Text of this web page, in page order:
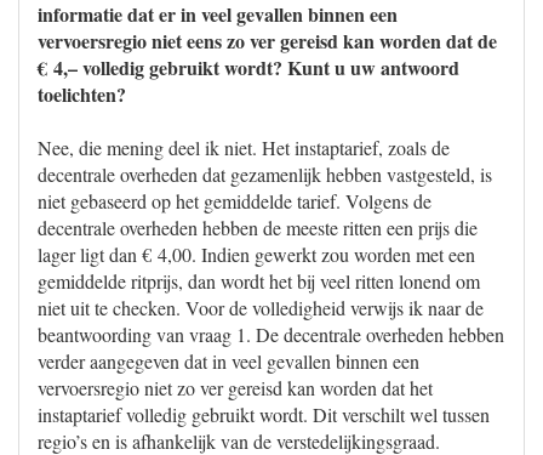
informatie dat er in veel gevallen binnen een
vervoersregio niet eens zo ver gereisd kan worden dat de
€ 4,– volledig gebruikt wordt? Kunt u uw antwoord
toelichten?
Nee, die mening deel ik niet. Het instaptarief, zoals de
decentrale overheden dat gezamenlijk hebben vastgesteld, is
niet gebaseerd op het gemiddelde tarief. Volgens de
decentrale overheden hebben de meeste ritten een prijs die
lager ligt dan € 4,00. Indien gewerkt zou worden met een
gemiddelde ritprijs, dan wordt het bij veel ritten lonend om
niet uit te checken. Voor de volledigheid verwijs ik naar de
beantwoording van vraag 1. De decentrale overheden hebben
verder aangegeven dat in veel gevallen binnen een
vervoersregio niet zo ver gereisd kan worden dat het
instaptarief volledig gebruikt wordt. Dit verschilt wel tussen
regio’s en is afhankelijk van de verstedelijkingsgraad.